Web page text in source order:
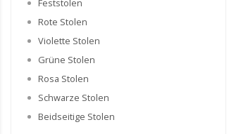
Feststolen
Rote Stolen
Violette Stolen
Grüne Stolen
Rosa Stolen
Schwarze Stolen
Beidseitige Stolen